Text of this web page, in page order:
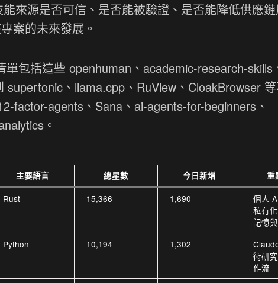
來源是否可信、是否能被驗證、是否能降低供應
案的未來發展。
包括這些 openhuman、academic-research-skills
、llama.cpp、RuView、CloakBrowser
factor-agents、Sana、ai-agents-for-beginners、
。
主要語言 總星數 今日新增 重
Rust 15,366 1,690
個人
私有
記憶
Python 10,194 1,302
術研
作流